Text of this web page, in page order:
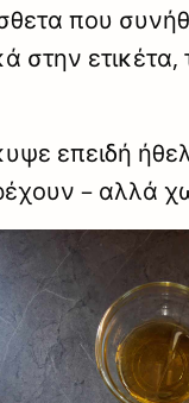
που
στην
επειδή
– αλλά